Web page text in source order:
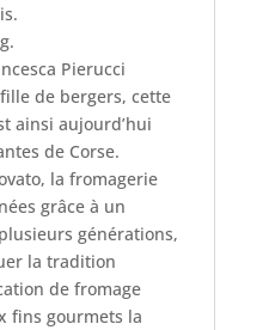
Pierucci
de bergers, cette
ainsi aujourd’hui
de Corse.
la fromagerie
grâce à un
générations,
la tradition
de fromage
fins gourmets la